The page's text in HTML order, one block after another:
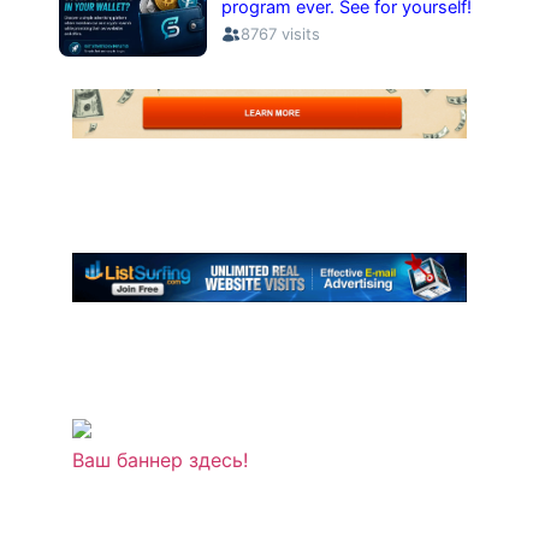
Ваш баннер здесь!